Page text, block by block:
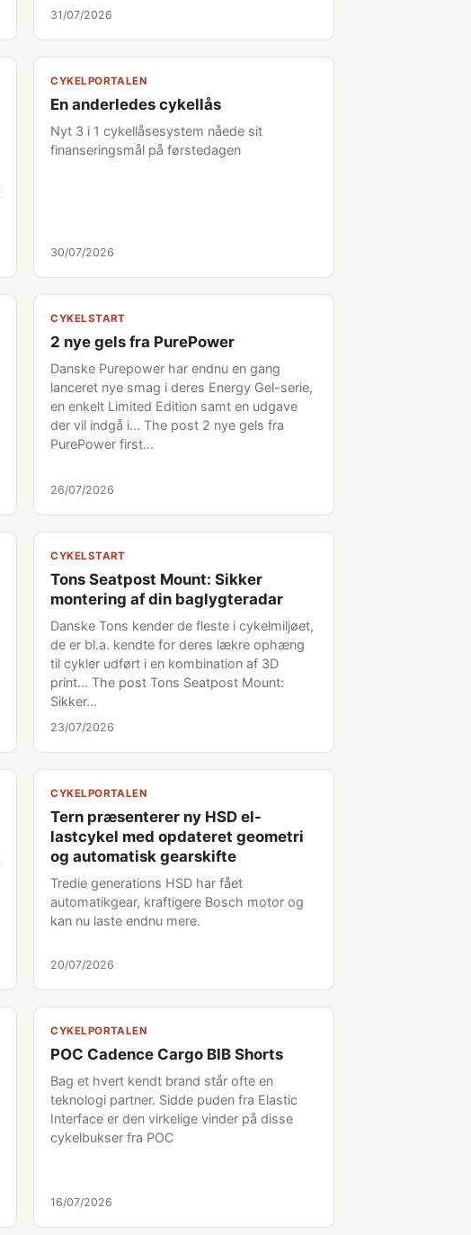
31/07/2026
CYKELPORTALEN
En anderledes cykellås
Nyt 3 i 1 cykellåsesystem nåede sit
finanseringsmål på førstedagen
30/07/2026
CYKELSTART
2 nye gels fra PurePower
Danske Purepower har endnu en gang
lanceret nye smag i deres Energy Gel-serie,
en enkelt Limited Edition samt en udgave
der vil indgå i... The post 2 nye gels fra
PurePower first…
26/07/2026
CYKELSTART
Tons Seatpost Mount: Sikker
montering af din baglygteradar
Danske Tons kender de fleste i cykelmiljøet,
de er bl.a. kendte for deres lækre ophæng
til cykler udført i en kombination af 3D
print... The post Tons Seatpost Mount:
Sikker…
23/07/2026
CYKELPORTALEN
Tern præsenterer ny HSD el-
lastcykel med opdateret geometri
og automatisk gearskifte
Tredie generations HSD har fået
automatikgear, kraftigere Bosch motor og
kan nu laste endnu mere.
20/07/2026
CYKELPORTALEN
POC Cadence Cargo BIB Shorts
Bag et hvert kendt brand står ofte en
teknologi partner. Sidde puden fra Elastic
Interface er den virkelige vinder på disse
cykelbukser fra POC
16/07/2026